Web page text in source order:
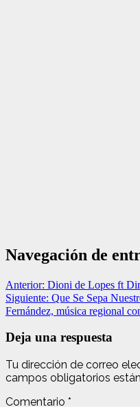
Navegación de
Anterior: Dioni de Lopes ft
Siguiente: Que Se Sepa
Fernández, música regional
Deja una respuesta
Tu dirección de correo
campos obligatorios
Comentario *